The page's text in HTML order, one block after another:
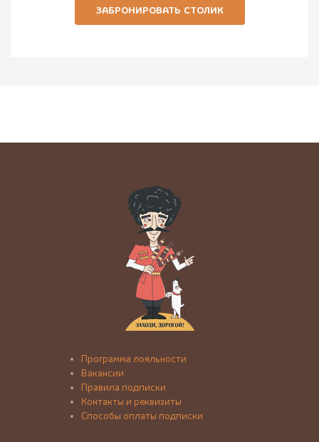
ЗАБРОНИРОВАТЬ СТОЛИК
Программа лояльности
Вакансии
Правила подписки
Контакты и реквизиты
Способы оплаты подписки